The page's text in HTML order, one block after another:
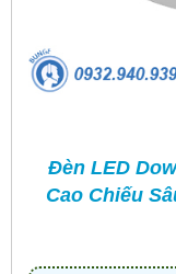
Đèn LED
Cao Chiếu